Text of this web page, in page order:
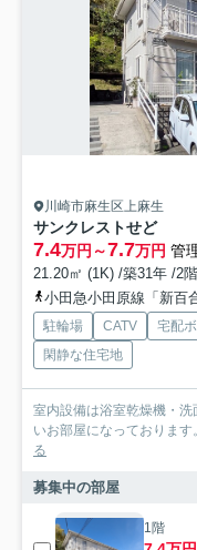
川崎市麻生区上麻生
サンクレストせど
7.4万円～7.7万円 管
21.20㎡ (1K) /築31年 /2
小田急小田原線「新百
駐輪場 CATV 宅配
閑静な住宅地
室内設備は浴室乾燥機・
いお部屋になっておりま
る
募集中の部屋
1階